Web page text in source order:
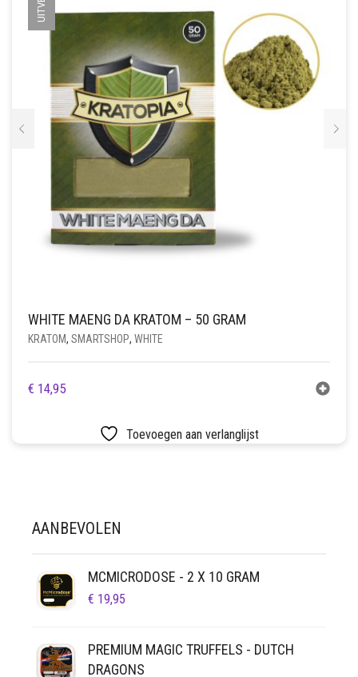
WHITE MAENG DA KRATOM – 50 GRAM
KRATOM, SMARTSHOP, WHITE
€ 14,95
Toevoegen aan verlanglijst
AANBEVOLEN
MCMICRODOSE - 2 X 10 GRAM
€ 19,95
PREMIUM MAGIC TRUFFELS - DUTCH
DRAGONS